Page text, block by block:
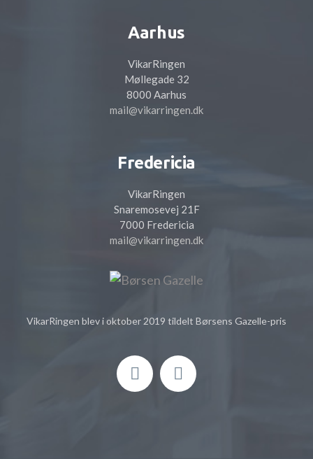
Aarhus
VikarRingen
Møllegade 32
8000 Aarhus
mail@vikarringen.dk
Fredericia
VikarRingen
Snaremosevej 21F
7000 Fredericia
mail@vikarringen.dk
VikarRingen blev i oktober 2019 tildelt Børsens Gazelle-pris